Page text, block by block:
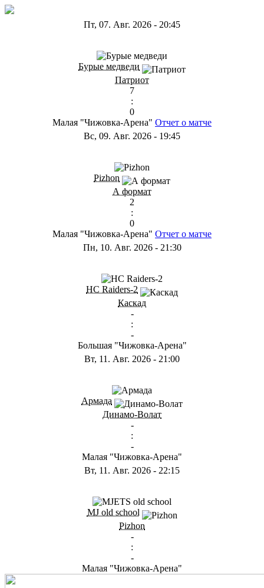
Пт, 07. Авг. 2026 - 20:45
Бурые медведи
Патриот
7
:
0
Малая "Чижовка-Арена" Отчет о матче
Вс, 09. Авг. 2026 - 19:45
Pizhon
А формат
2
:
0
Малая "Чижовка-Арена" Отчет о матче
Пн, 10. Авг. 2026- 21:30
HC Raiders-2
Каскад
-
:
-
Большая "Чижовка-Арена"
Вт, 11. Авг. 2026 - 21:00
Армада
Динамо-Волат
-
:
-
Малая "Чижовка-Арена"
Вт, 11. Авг. 2026 - 22:15
MJ old school
Pizhon
-
:
-
Малая "Чижовка-Арена"